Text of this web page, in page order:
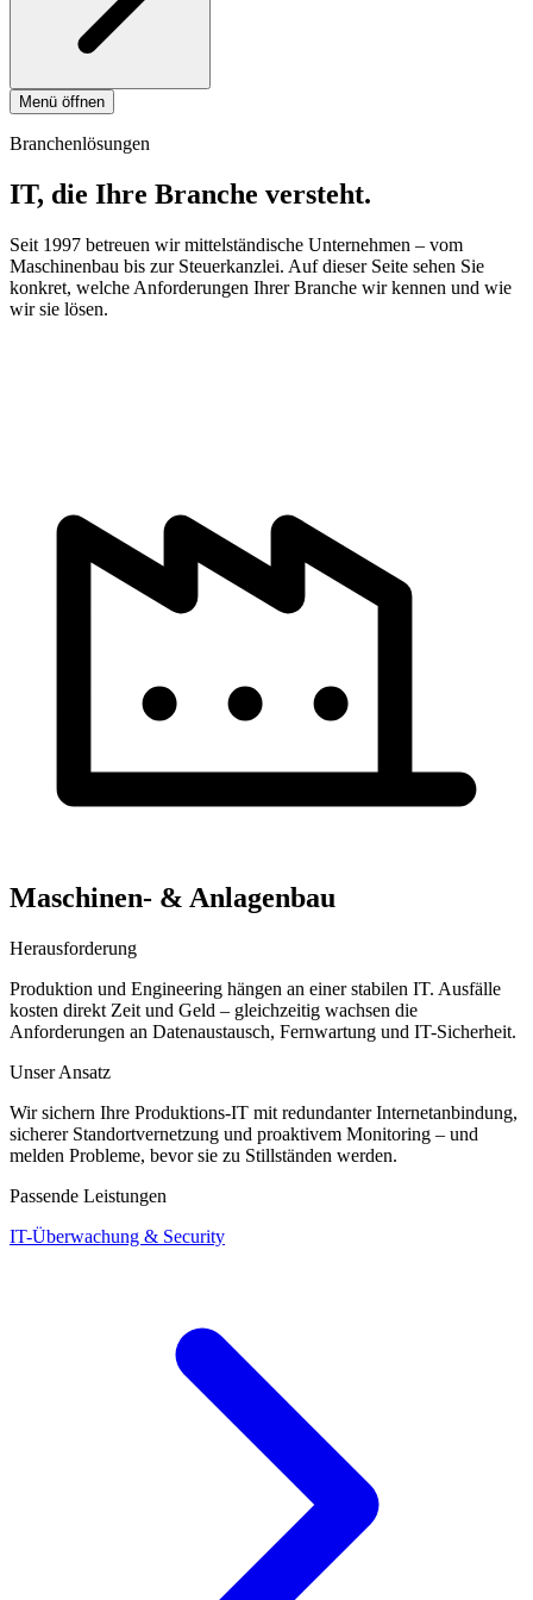
Menü öffnen
Branchenlösungen
IT, die Ihre Branche versteht.
Seit 1997 betreuen wir mittelständische Unternehmen – vom
Maschinenbau bis zur Steuerkanzlei. Auf dieser Seite sehen Sie
konkret, welche Anforderungen Ihrer Branche wir kennen und wie
wir sie lösen.
Maschinen- & Anlagenbau
Herausforderung
Produktion und Engineering hängen an einer stabilen IT. Ausfälle
kosten direkt Zeit und Geld – gleichzeitig wachsen die
Anforderungen an Datenaustausch, Fernwartung und IT-Sicherheit.
Unser Ansatz
Wir sichern Ihre Produktions-IT mit redundanter Internetanbindung,
sicherer Standortvernetzung und proaktivem Monitoring – und
melden Probleme, bevor sie zu Stillständen werden.
Passende Leistungen
IT-Überwachung & Security